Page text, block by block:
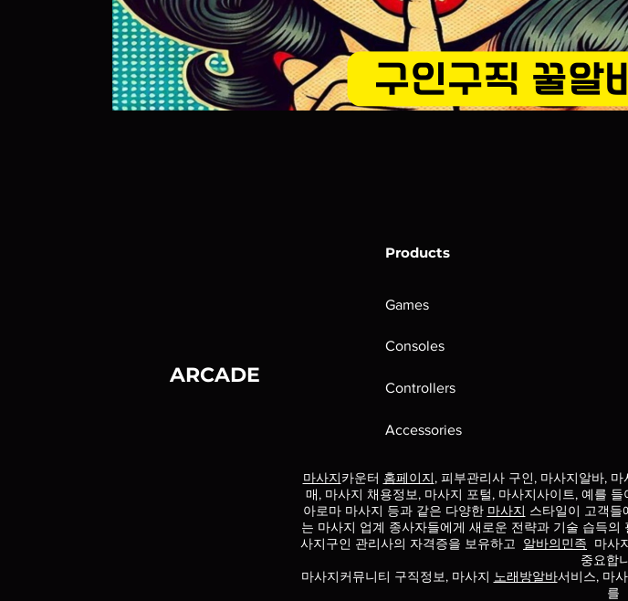
ARCADE
Products
Games
Consoles
Controllers
Accessories
마사지카운터 홈페이지, 피부관리사 구인, 마사지알바,
매, 마사지 채용정보, 마사지 포털, 마사지사이트, 예를
아로마 마사지 등과 같은 다양한 마사지 스타일이 고객들
는 마사지 업계 종사자들에게 새로운 전략과 기술 습득의
사지구인 관리사의 자격증을 보유하고 알바의민족 마사
중요합
마사지커뮤니티 구직정보, 마사지 노래방알바서비스, 마
를